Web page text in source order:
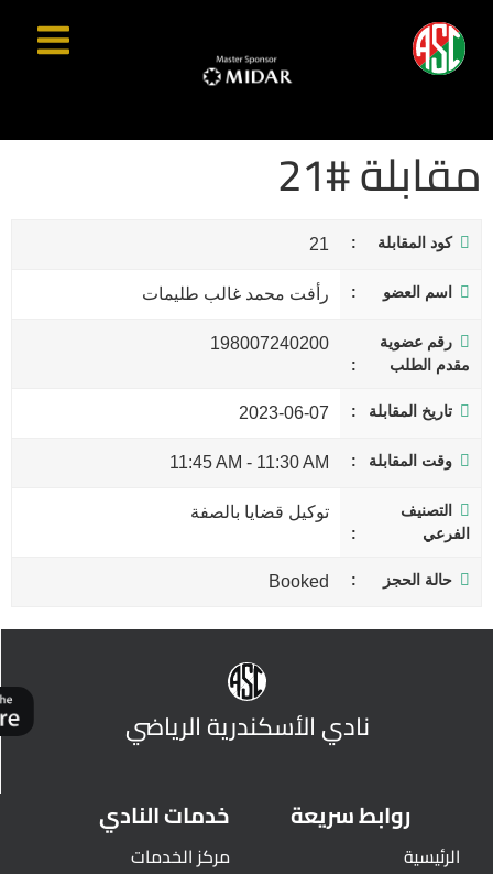
مقابلة #21
كود المقابلة 21
اسم العضو رأفت محمد غالب طليمات
رقم عضوية
مقدم الطلب
198007240200
تاريخ المقابلة 2023-06-07
وقت المقابلة 11:30 AM
-
11:45 AM
التصنيف
الفرعي
توكيل قضايا بالصفة
حالة الحجز Booked
نادي الأسكندرية الرياضي
روابط سريعة
الرئيسية
خدمات النادي
مركز الخدمات